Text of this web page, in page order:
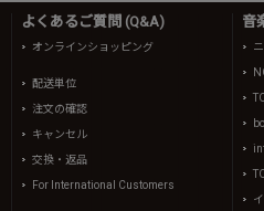
よくあるご質問 (Q&A)
オンラインショッピング
配送単位
注文の確認
キャンセル
交換・返品
For International Customers
音